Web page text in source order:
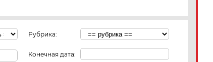
Рубрика:
Конечная дата: